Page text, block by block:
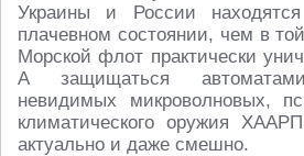
Украины и России
плачевном состоянии, чем в
Морской флот практически
А защищаться
невидимых микроволновых,
климатического оружия
актуально и даже смешно.